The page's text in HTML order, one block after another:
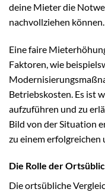
deine Mieter die
nachvollziehen können.
Eine faire
Faktoren, wie
Betriebskosten. Es ist
aufzuführen und zu
Bild von der Situation
zu einem
Die Rolle der
Die ortsübliche